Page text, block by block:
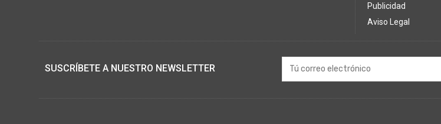
Publicidad
Aviso Legal
SUSCRÍBETE A NUESTRO NEWSLETTER